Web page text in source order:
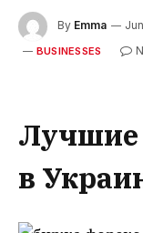
By Emma
BUSINESSES
Лучшие
в